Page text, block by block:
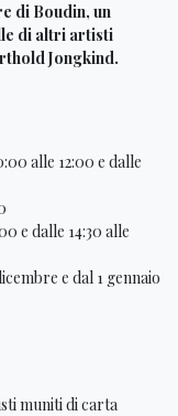
di Boudin, un
di altri artisti
Jongkind.
alle 12:00 e dalle
e dalle 14:30 alle
e dal 1 gennaio
muniti di carta